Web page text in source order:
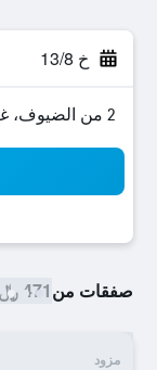
خ 13/8
2 من الضيوف، غرفة واحدة
صفقات من471 ﷼
مزود